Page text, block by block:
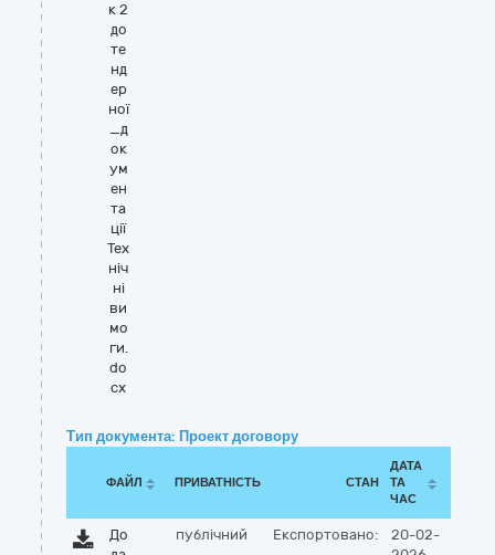
к 2
до
те
нд
ер
ної
_д
ок
ум
ен
та
ції
Тех
ніч
ні
ви
мо
ги.
do
cx
Тип документа: Проект договору
ФАЙЛ ПРИВАТНІСТЬ СТАН
ДАТА
ТА
ЧАС
До
публічний Експортовано:
20-02-